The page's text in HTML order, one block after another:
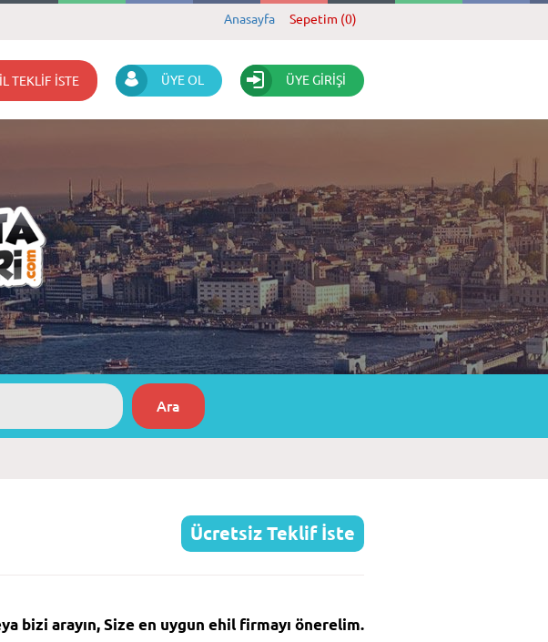
Anasayfa Sepetim (0)
TEKLİF İSTE ÜYE OL ÜYE GİRİŞİ
Ücretsiz Teklif İste
bizi arayın, Size en uygun ehil firmayı önerelim.